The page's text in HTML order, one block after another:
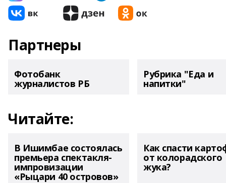
Партнеры
Фотобанк
журналистов РБ
Рубрика "Еда и
напитки"
Читайте:
В Ишимбае состоялась
премьера спектакля-
импровизации
«Рыцари 40 островов»
Как спасти
от колорадского
жука?